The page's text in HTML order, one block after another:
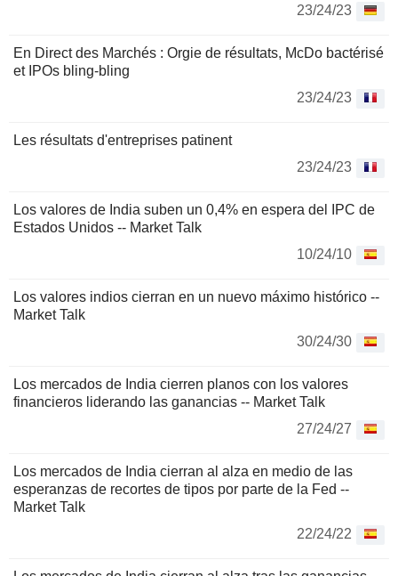
23/24/23
En Direct des Marchés : Orgie de résultats, McDo bactérisé
et IPOs bling-bling
23/24/23
Les résultats d'entreprises patinent
23/24/23
Los valores de India suben un 0,4% en espera del IPC de
Estados Unidos -- Market Talk
10/24/10
Los valores indios cierran en un nuevo máximo histórico --
Market Talk
30/24/30
Los mercados de India cierren planos con los valores
financieros liderando las ganancias -- Market Talk
27/24/27
Los mercados de India cierran al alza en medio de las
esperanzas de recortes de tipos por parte de la Fed --
Market Talk
22/24/22